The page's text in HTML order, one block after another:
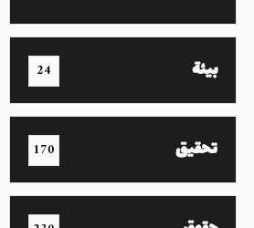
بيئة 24
تحقيق 170